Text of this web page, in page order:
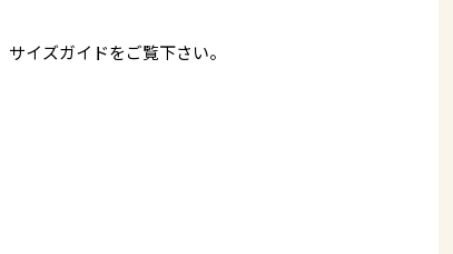
サイズガイドをご覧下さい。